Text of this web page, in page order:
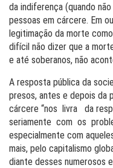
da indiferença (quando
pessoas em cárcere. Em
legitimação da morte
difícil não dizer que a
e até soberanos, não
A resposta pública da
presos, antes e depois da
cárcere “nos livra da
seriamente com os
especialmente com
mais, pelo capitalismo
diante desses numerosos